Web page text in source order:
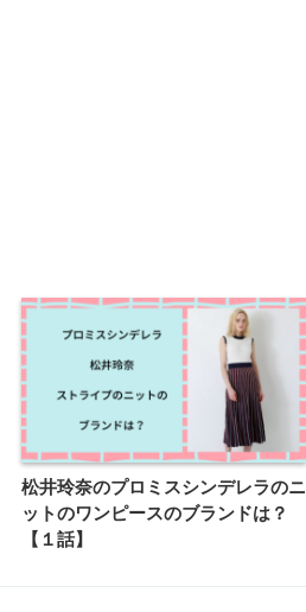
松井玲奈のプロミスシンデレラのニ
ットのワンピースのブランドは？
【１話】